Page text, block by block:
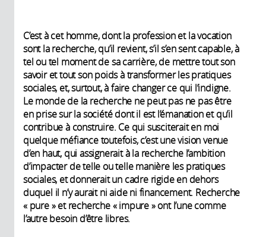
C’est à cet homme, dont la profession et la vocation
sont la recherche, qu’il revient, s’il s’en sent capable, à
tel ou tel moment de sa carrière, de mettre tout son
savoir et tout son poids à transformer les pratiques
sociales, et, surtout, à faire changer ce qui l’indigne.
Le monde de la recherche ne peut pas ne pas être
en prise sur la société dont il est l’émanation et qu’il
contribue à construire. Ce qui susciterait en moi
quelque méfiance toutefois, c’est une vision venue
d’en haut, qui assignerait à la recherche l’ambition
d’impacter de telle ou telle manière les pratiques
sociales, et donnerait un cadre rigide en dehors
duquel il n’y aurait ni aide ni financement. Recherche
« pure » et recherche « impure » ont l’une comme
l’autre besoin d’être libres.